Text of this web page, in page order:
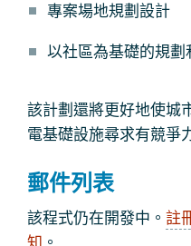
專案場地規劃設計
以社區為基礎的規劃
該計劃還將更好地使城
電基礎設施尋求有競爭
郵件列表
該程式仍在開發中。 註